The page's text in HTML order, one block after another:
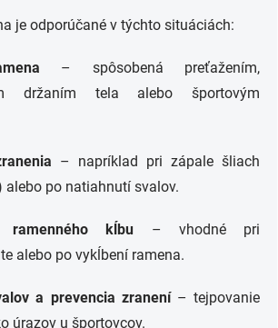
je odporúčané v týchto situáciách:
– spôsobená preťažením,
držaním tela alebo športovým
– napríklad pri zápale šliach
alebo po natiahnutí svalov.
ramenného kĺbu – vhodné pri
alebo po vykĺbení ramena.
a prevencia zranení– tejpovanie
úrazov u športovcov.